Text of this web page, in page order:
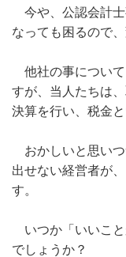
今や、公認会計士
なっても困るので
他社の事について
すが、当人たちは
決算を行い、税金
おかしいと思いつ
出せない経営者が
す。
いつか「いいこと
でしょうか？